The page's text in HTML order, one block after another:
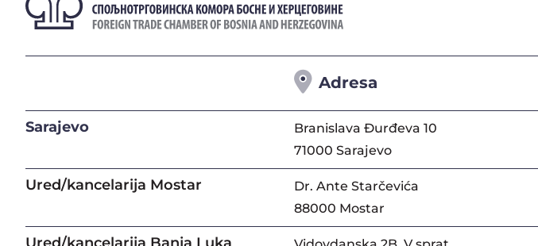
Adresa
Sarajevo
Branislava Đurđeva 10
71000 Sarajevo
Ured/kancelarija Mostar
Dr. Ante Starčevića
88000 Mostar